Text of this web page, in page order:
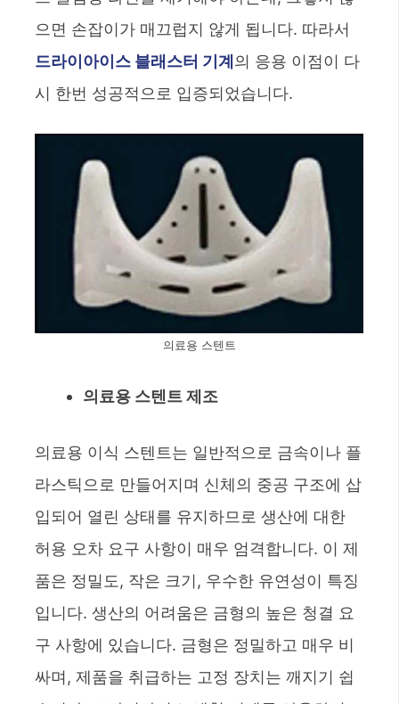
으면 손잡이가 매끄럽지 않게 됩니다. 따라서
드라이아이스 블래스터 기계의 응용 이점이 다
시 한번 성공적으로 입증되었습니다.
의료용 스텐트
의료용 스텐트 제조
의료용 이식 스텐트는 일반적으로 금속이나 플
라스틱으로 만들어지며 신체의 중공 구조에 삽
입되어 열린 상태를 유지하므로 생산에 대한
허용 오차 요구 사항이 매우 엄격합니다. 이 제
품은 정밀도, 작은 크기, 우수한 유연성이 특징
입니다. 생산의 어려움은 금형의 높은 청결 요
구 사항에 있습니다. 금형은 정밀하고 매우 비
싸며, 제품을 취급하는 고정 장치는 깨지기 쉽